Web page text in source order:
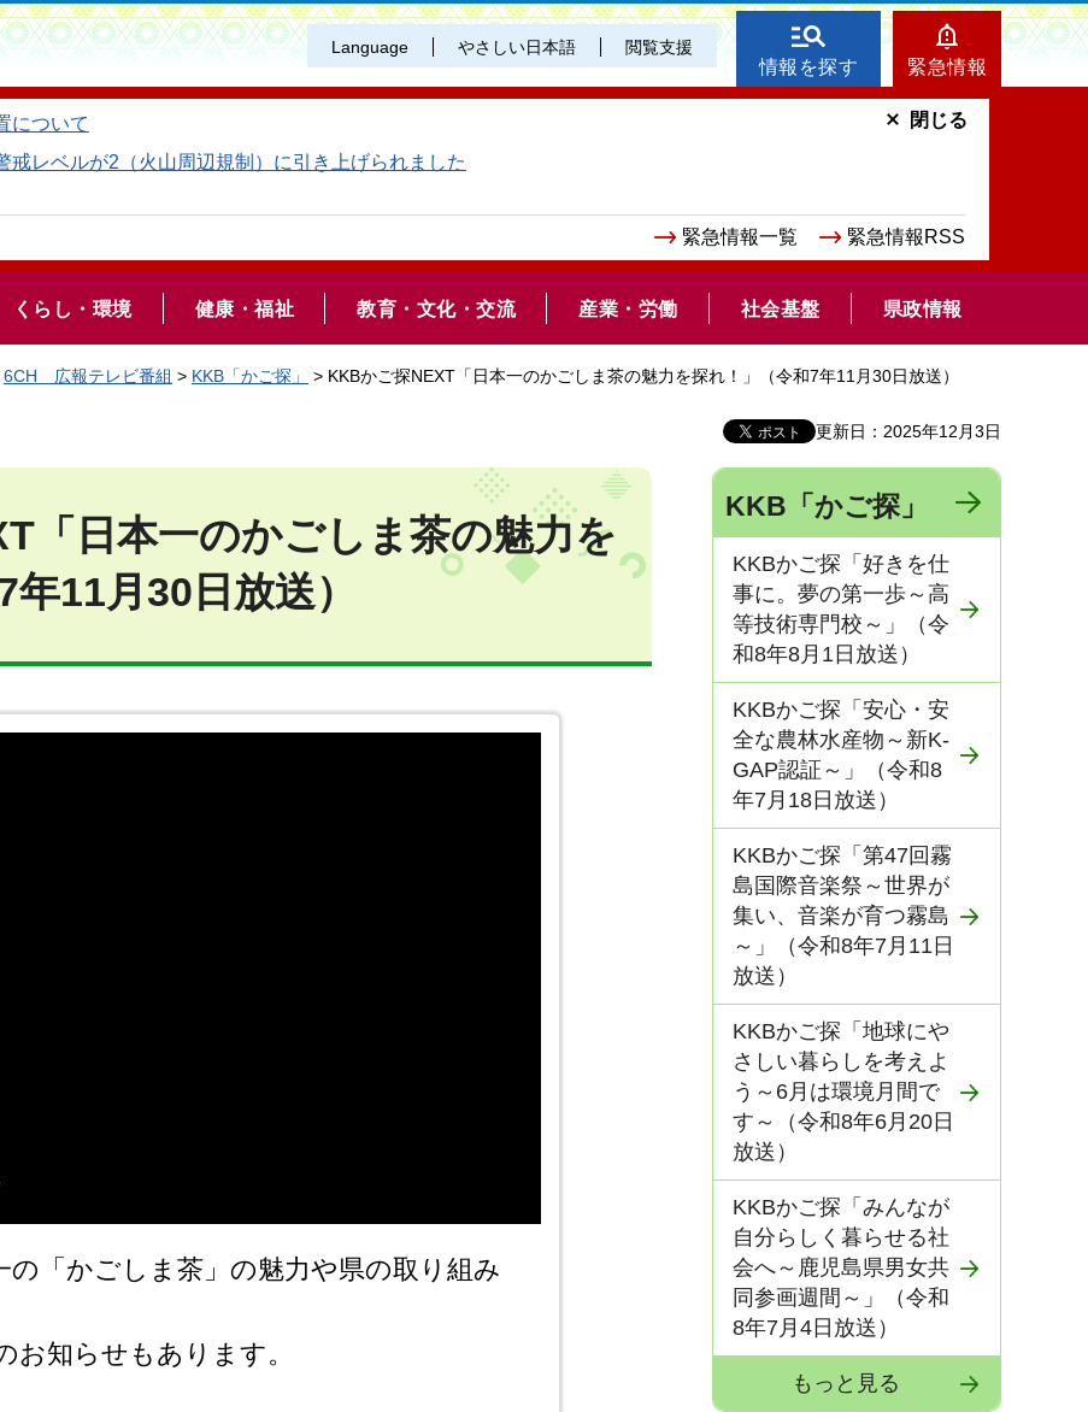
Language やさしい日本語 閲覧支援
情報を探す 緊急情報
について
戒レベルが2（火山周辺規制）に引き上げられました
緊急情報一覧 緊急情報RSS
閉じる
くらし・環境 健康・福祉 教育・文化・交流 産業・労働 社会基盤 県政情報
6CH 広報テレビ番組 > KKB「かご探」 > KKBかご探NEXT「日本一のかごしま茶の魅力を探れ！」（令和7年11月30日放送）
更新日：2025年12月3日
「日本一のかごしま茶の魅力を
11月30日放送）
の「かごしま茶」の魅力や県の取り組み
お知らせもあります。
KKB「かご探」
KKBかご探「好きを仕
事に。夢の第一歩～高
等技術専門校～」（令
和8年8月1日放送）
KKBかご探「安心・安
全な農林水産物～新K-
GAP認証～」（令和8
年7月18日放送）
KKBかご探「第47回霧
島国際音楽祭～世界が
集い、音楽が育つ霧島
～」（令和8年7月11日
放送）
KKBかご探「地球にや
さしい暮らしを考えよ
う～6月は環境月間で
す～（令和8年6月20日
放送）
KKBかご探「みんなが
自分らしく暮らせる社
会へ～鹿児島県男女共
同参画週間～」（令和
8年7月4日放送）
もっと見る